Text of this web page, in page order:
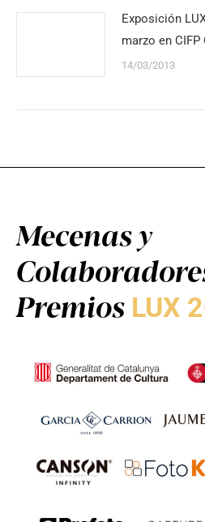
Exposición
marzo en
14/03/2013
Mecenas y
Premios LUX